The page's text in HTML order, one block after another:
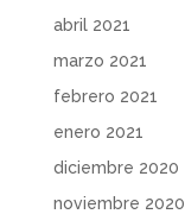
abril 2021
marzo 2021
febrero 2021
enero 2021
diciembre 2020
noviembre 2020